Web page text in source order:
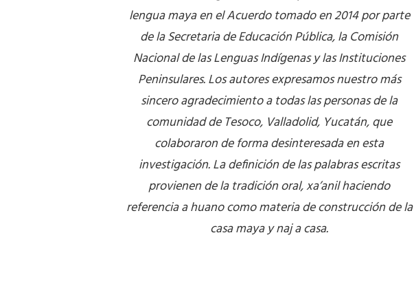
lengua maya en el Acuerdo tomado en 2014 por parte
de la Secretaria de Educación Pública, la Comisión
Nacional de las Lenguas Indígenas y las Instituciones
Peninsulares. Los autores expresamos nuestro más
sincero agradecimiento a todas las personas de la
comunidad de Tesoco, Valladolid, Yucatán, que
colaboraron de forma desinteresada en esta
investigación. La definición de las palabras escritas
provienen de la tradición oral, xa’anil haciendo
referencia a huano como materia de construcción de la
casa maya y naj a casa.